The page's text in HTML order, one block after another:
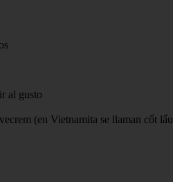
al gusto
(en Vietnamita se llaman cốt